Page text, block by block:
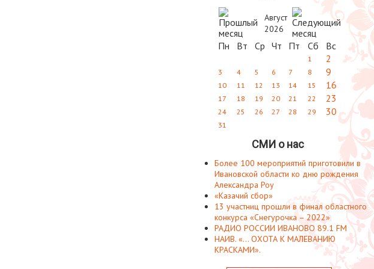
Август
2026
Пн Вт Ср Чт Пт Сб Вс
1 2
3 4 5 6 7 8 9
10 11 12 13 14 15 16
17 18 19 20 21 22 23
24 25 26 27 28 29 30
31
СМИ о нас
Более 100 мероприятий приготовили в
Ивановской области ко дню рождения
Александра Роу
«Казачий сбор»
13 участниц прошли в финал областного
конкурса «Снегурочка – 2022»
РАДИО РОССИИ ИВАНОВО 89.1 FM
НАИВ. «... ОХОТА К МАЛЕВАНИЮ
КРАСКАМИ».